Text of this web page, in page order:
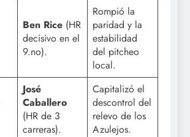
Ben Rice (HR
decisivo en el
9.no).
Rompió la
paridad y la
estabilidad
del pitcheo
local.
José
Caballero
(HR de 3
carreras).
Capitalizó el
descontrol del
relevo de los
Azulejos.